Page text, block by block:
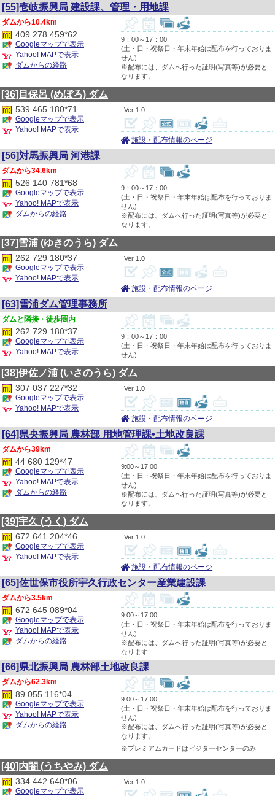
[55]壱岐振興局 建設課、管理・用地課
9：00～17：00
(土・日・祝祭日・年末年始は配布を行っておりま
せん)
※配布には、ダムへ行った証明(写真等)が必要と
なります。
10.4km
409 278 459*62
Googleマップで表示
Yahoo! MAPで表示
ダムからの経路
[36]目保呂 (めぼろ) ダム
1.0
施設・配布情報のページ
539 465 180*71
Googleマップで表示
Yahoo! MAPで表示
[56]対馬振興局 河港課
9：00～17：00
(土・日・祝祭日・年末年始は配布を行っておりま
せん)
※配布には、ダムへ行った証明(写真等)が必要と
なります。
34.6km
526 140 781*68
Googleマップで表示
Yahoo! MAPで表示
ダムからの経路
[37]雪浦 (ゆきのうら) ダム
1.0
施設・配布情報のページ
262 729 180*37
Googleマップで表示
Yahoo! MAPで表示
[63]雪浦ダム管理事務所
9：00～17：00
(土・日・祝祭日・年末年始は配布を行っておりま
せん)
隣接・徒歩圏内
262 729 180*37
Googleマップで表示
Yahoo! MAPで表示
[38]伊佐ノ浦 (いさのうら) ダム
1.0
施設・配布情報のページ
307 037 227*32
Googleマップで表示
Yahoo! MAPで表示
[64]県央振興局 農林部 用地管理課•土地改良課
9:00～17:00
(土・日・祝祭日・年末年始は配布を行っておりま
せん)
※配布には、ダムへ行った証明(写真等)が必要と
なります。
39km
44 680 129*47
Googleマップで表示
Yahoo! MAPで表示
ダムからの経路
[39]宇久 (うく) ダム
1.0
施設・配布情報のページ
672 641 204*46
Googleマップで表示
Yahoo! MAPで表示
[65]佐世保市役所宇久行政センター産業建設課
9:00～17:00
(土・日・祝祭日・年末年始は配布を行っておりま
せん)
※配布には、ダムへ行った証明(写真等)が必要と
なります
3.5km
672 645 089*04
Googleマップで表示
Yahoo! MAPで表示
ダムからの経路
[66]県北振興局 農林部土地改良課
9:00～17:00
(土・日・祝祭日・年末年始は配布を行っておりま
せん)
※配布には、ダムへ行った証明(写真等)が必要と
なります。
※プレミアムカードはビジターセンターのみ
62.3km
89 055 116*04
Googleマップで表示
Yahoo! MAPで表示
ダムからの経路
[40]内闇 (うちやみ) ダム
1.0
334 442 640*06
Googleマップで表示